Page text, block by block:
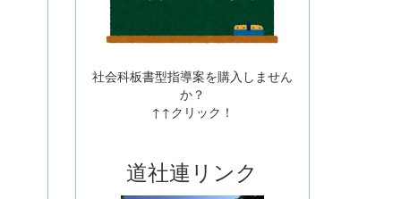
社会科板書型指導案を購入しません
か？
↑↑クリック！
道社連リンク